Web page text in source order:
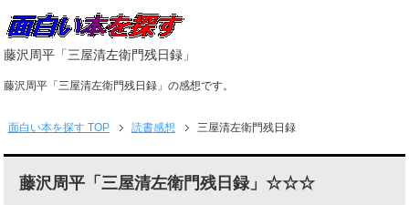
藤沢周平「三屋清左衛門残日録」
藤沢周平「三屋清左衛門残日録」の感想です。
面白い本を探すTOP 読書感想 三屋清左衛門残日録
藤沢周平「三屋清左衛門残日録」☆☆☆